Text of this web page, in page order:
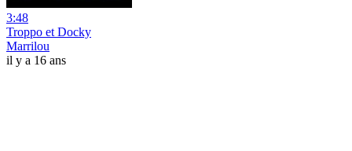
3:48
Troppo et Docky
Marrilou
il y a 16 ans